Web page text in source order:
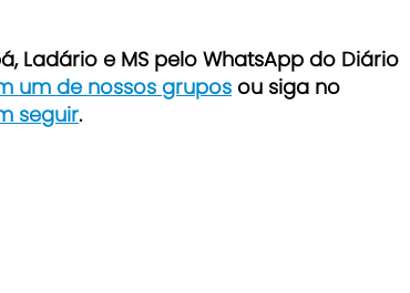
Ladário e MS pelo WhatsApp do Diário
um de nossos grupos ou siga no
seguir.